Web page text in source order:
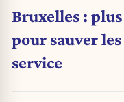
Bruxelles :
pour sauver
service